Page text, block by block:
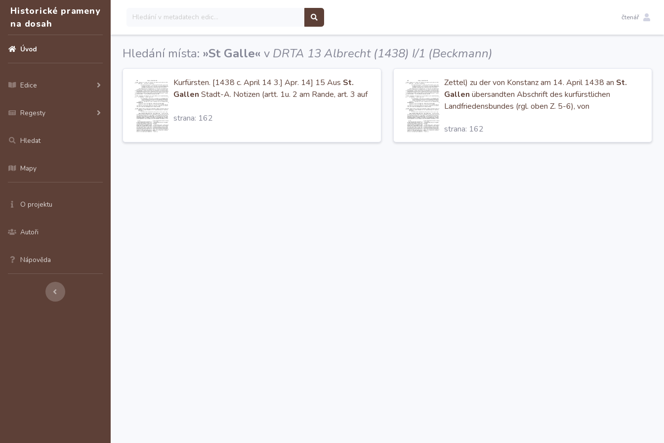
Historické prameny
na dosah
Úvod
Edice
Regesty
Hledat
Mapy
O projektu
Autoři
Nápověda
čtenář
Hledání místa: »St Galle« v DRTA 13 Albrecht (1438) I/1 (Beckmann)
Kurfürsten. [1438 c. April 14 3.] Apr. 14] 15 Aus St.
Gallen Stadt-A. Notizen (artt. 1u. 2 am Rande, art. 3 auf
strana: 162
Zettel) zu der von Konstanz am 14. April 1438 an St.
Gallen übersandten Abschrift des kurfürstlichen
Landfriedensbundes (rgl. oben Z. 5-6), von
strana: 162